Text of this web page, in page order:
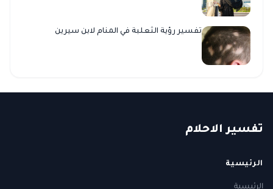
تفسير رؤية الثعلبة في المنام لابن سيرين
تفسير الاحلام
الرئيسية
الرئيسية